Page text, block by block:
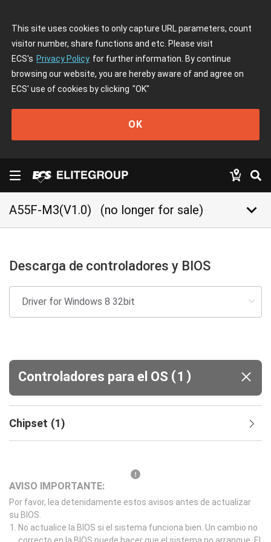
This site uses cookies to only capture URL parameters, count
visitor number, share functions and etc. Please visit
ECS's Privacy Policy for further information. By continue
browsing our website, you are hereby aware of and agree on
ECS' use of cookies by clicking "OK"
OK
A55F-M3(V1.0) (no longer for sale) keyboard_arrow_down
Descarga de controladores y BIOS
Controladores para el OS (1 )
Chipset (1)
AVISO IMPORTANTE:
Por favor, lea detenidamente estos avisos antes de actualizar
su BIOS.
No actualice la BIOS si el sistema funciona bien. Un cambio no